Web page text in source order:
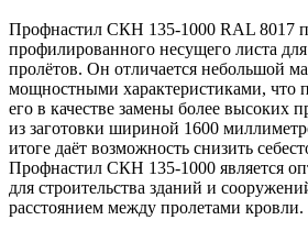
Профнастил СКН 135-1000 RAL 8017
профилированного несущего листа
пролётов. Он отличается небольшой
мощностными характеристиками, что
его в качестве замены более высоких
из заготовки шириной 1600
итоге даёт возможность снизить
Профнастил СКН 135-1000 является
для строительства зданий и
расстоянием между пролетами кровли.